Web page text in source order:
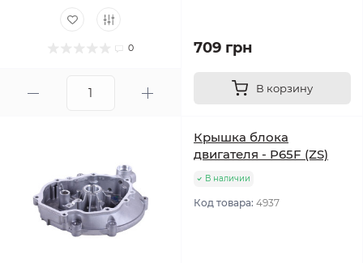
0 709 грн
В корзину
Крышка блока
двигателя - P65F (ZS)
В наличии
Код товара: 4937